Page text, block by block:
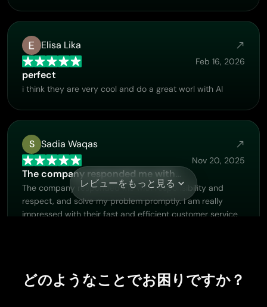
Elisa Lika
Feb 16, 2026
perfect
i think they are very cool and do a great worl with AI
S Sadia Waqas
Nov 20, 2025
The company responded me with…
The company responded me with responsibility and
respect, and solve my problem promptly. I am really
impressed with their fast and efficient customer service
Hazard Lion
レビューをもっと見る
どのようなことでお困りですか？